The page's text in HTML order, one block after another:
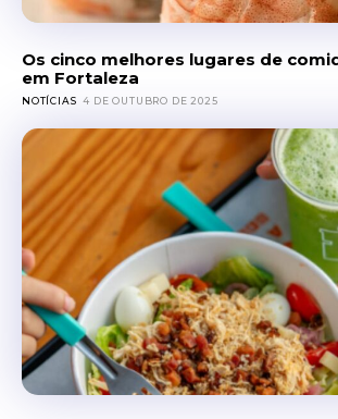
Os cinco melhores lugares de
em Fortaleza
NOTÍCIAS 4 DE OUTUBRO DE 2025